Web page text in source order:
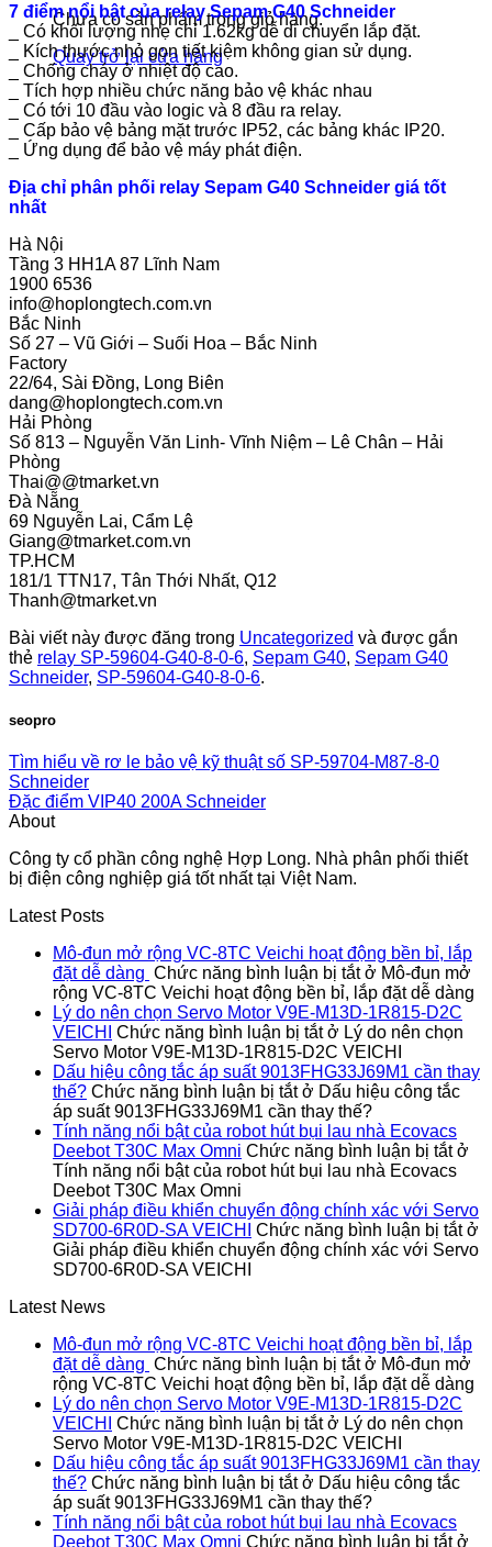
Chưa có sản phẩm trong giỏ hàng.
Quay trở lại cửa hàng
7 điểm nổi bật của relay Sepam G40 Schneider
_ Có khối lượng nhẹ chỉ 1.62kg dễ di chuyển lắp đặt.
_ Kích thước nhỏ gọn tiết kiệm không gian sử dụng.
_ Chống cháy ở nhiệt độ cao.
_ Tích hợp nhiều chức năng bảo vệ khác nhau
_ Có tới 10 đầu vào logic và 8 đầu ra relay.
_ Cấp bảo vệ bảng mặt trước IP52, các bảng khác IP20.
_ Ứng dụng để bảo vệ máy phát điện.
Địa chỉ phân phối relay Sepam G40 Schneider giá tốt
nhất
Hà Nội
Tầng 3 HH1A 87 Lĩnh Nam
1900 6536
info@hoplongtech.com.vn
Bắc Ninh
Số 27 – Vũ Giới – Suối Hoa – Bắc Ninh
Factory
22/64, Sài Đồng, Long Biên
dang@hoplongtech.com.vn
Hải Phòng
Số 813 – Nguyễn Văn Linh- Vĩnh Niệm – Lê Chân – Hải
Phòng
Thai@@tmarket.vn
Đà Nẵng
69 Nguyễn Lai, Cẩm Lệ
Giang@tmarket.com.vn
TP.HCM
181/1 TTN17, Tân Thới Nhất, Q12
Thanh@tmarket.vn
Bài viết này được đăng trong Uncategorized và được gắn
thẻ relay SP-59604-G40-8-0-6, Sepam G40, Sepam G40
Schneider, SP-59604-G40-8-0-6.
seopro
Tìm hiểu về rơ le bảo vệ kỹ thuật số SP-59704-M87-8-0
Schneider
Đặc điểm VIP40 200A Schneider
About
Công ty cổ phần công nghệ Hợp Long. Nhà phân phối thiết
bị điện công nghiệp giá tốt nhất tại Việt Nam.
Latest Posts
Mô-đun mở rộng VC-8TC Veichi hoạt động bền bỉ, lắp
đặt dễ dàng Chức năng bình luận bị tắtở Mô-đun mở
rộng VC-8TC Veichi hoạt động bền bỉ, lắp đặt dễ dàng
Lý do nên chọn Servo Motor V9E-M13D-1R815-D2C
VEICHI
Chức năng bình luận bị tắtở Lý do nên chọn
Servo Motor V9E-M13D-1R815-D2C VEICHI
Dấu hiệu công tắc áp suất 9013FHG33J69M1 cần thay
thế? Chức năng bình luận bị tắtở Dấu hiệu công tắc
áp suất 9013FHG33J69M1 cần thay thế?
Tính năng nổi bật của robot hút bụi lau nhà Ecovacs
Deebot T30C Max Omni Chức năng bình luận bị tắtở
Tính năng nổi bật của robot hút bụi lau nhà Ecovacs
Deebot T30C Max Omni
Giải pháp điều khiển chuyển động chính xác với Servo
SD700-6R0D-SA VEICHI
Chức năng bình luận bị tắtở
Giải pháp điều khiển chuyển động chính xác với Servo
SD700-6R0D-SA VEICHI
Latest News
Mô-đun mở rộng VC-8TC Veichi hoạt động bền bỉ, lắp
đặt dễ dàng Chức năng bình luận bị tắtở Mô-đun mở
rộng VC-8TC Veichi hoạt động bền bỉ, lắp đặt dễ dàng
Lý do nên chọn Servo Motor V9E-M13D-1R815-D2C
VEICHI
Chức năng bình luận bị tắtở Lý do nên chọn
Servo Motor V9E-M13D-1R815-D2C VEICHI
Dấu hiệu công tắc áp suất 9013FHG33J69M1 cần thay
thế? Chức năng bình luận bị tắtở Dấu hiệu công tắc
áp suất 9013FHG33J69M1 cần thay thế?
Tính năng nổi bật của robot hút bụi lau nhà Ecovacs
Deebot T30C Max Omni Chức năng bình luận bị tắtở